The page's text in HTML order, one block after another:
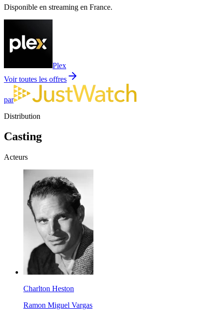
Disponible en streaming en France.
Plex
Voir toutes les offres
par
Distribution
Casting
Acteurs
Charlton Heston
Ramon Miguel Vargas